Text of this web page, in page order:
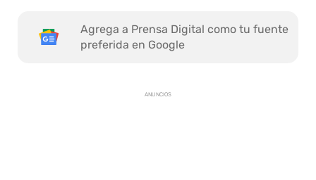
Agrega a Prensa Digital como tu fuente
preferida en Google
ANUNCIOS